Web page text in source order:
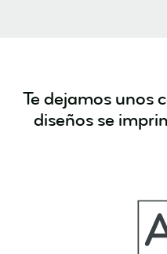
Te dejamos unos
diseños se